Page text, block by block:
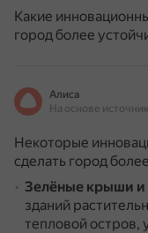
Какие
город более
Алиса
Некоторые
сделать город
Зелёные крыши и
зданий
тепловой остров,